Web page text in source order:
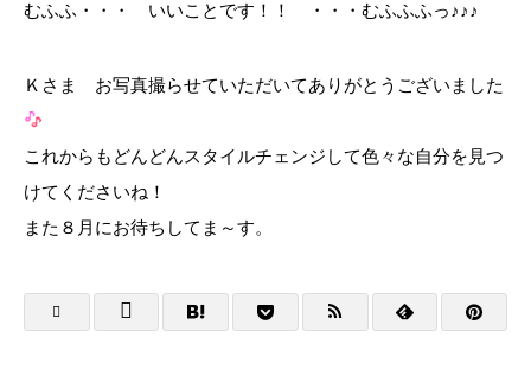
むふふ・・・ いいことです！！ ・・・むふふふっ♪♪♪
Ｋさま お写真撮らせていただいてありがとうございました
これからもどんどんスタイルチェンジして色々な自分を見つ
けてくださいね！
また８月にお待ちしてま～す。